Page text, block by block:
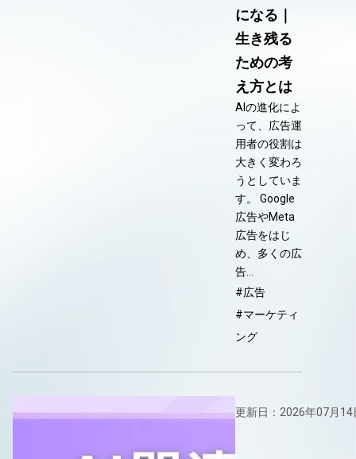
になる｜
生き残る
ための考
え方とは
AIの進化によ
って、広告運
用者の役割は
大きく変わろ
うとしていま
す。 Google
広告やMeta
広告をはじ
め、多くの広
告…
#広告
#マーケティ
ング
更新日：2026年07月14